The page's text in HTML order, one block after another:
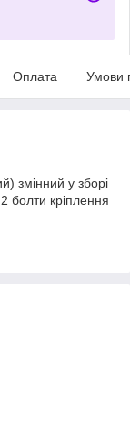
Оплата Умови
змінний у зборі
болти кріплення